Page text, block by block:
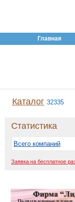
Главная
Каталог 32335
Статистика
Всего компаний
Заявка на бесплатное